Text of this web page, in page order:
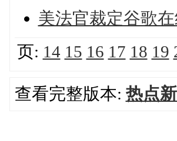
美法官裁定谷歌
页: 14 15 16 17 18 19
查看完整版本: 热点